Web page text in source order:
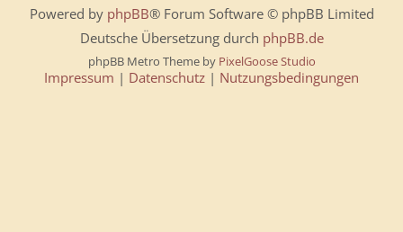
Powered by phpBB® Forum Software © phpBB Limited
Deutsche Übersetzung durch phpBB.de
phpBB Metro Theme by PixelGoose Studio
Impressum | Datenschutz | Nutzungsbedingungen